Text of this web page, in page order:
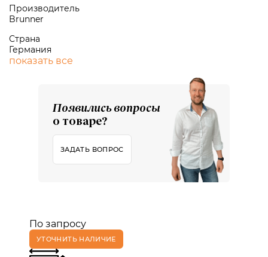
Производитель
Brunner
Страна
Германия
показать все
Появились вопросы
о товаре?
ЗАДАТЬ ВОПРОС
По запросу
УТОЧНИТЬ НАЛИЧИЕ